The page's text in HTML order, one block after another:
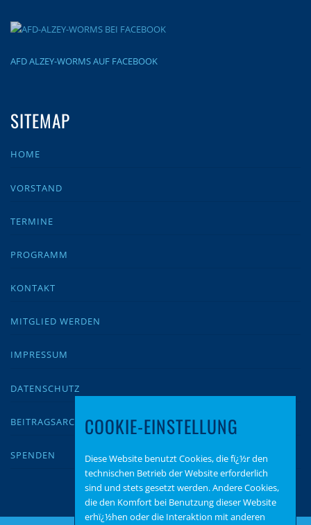
AFD ALZEY-WORMS AUF FACEBOOK
SITEMAP
HOME
VORSTAND
TERMINE
PROGRAMM
KONTAKT
MITGLIED WERDEN
IMPRESSUM
DATENSCHUTZ
BEITRAGSARCHIV
SPENDEN
COOKIE-EINSTELLUNG
Diese Website benutzt Cookies, die fï¿½r den
technischen Betrieb der Website erforderlich
sind und stets gesetzt werden. Andere Cookies,
die den Komfort bei Benutzung dieser Website
erhï¿½hen oder die Interaktion mit anderen